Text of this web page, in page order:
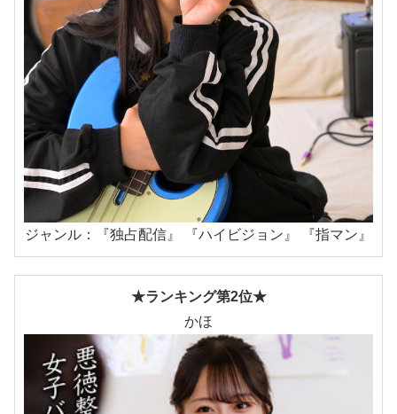
ジャンル：『独占配信』 『ハイビジョン』 『指マン』
★ランキング第2位★
かほ